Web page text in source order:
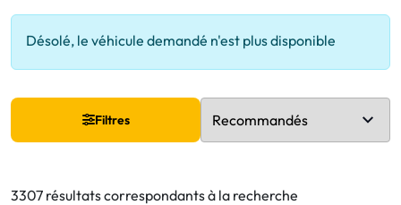
Désolé, le véhicule demandé n'est plus disponible
Filtres
3307 résultats correspondants à la recherche